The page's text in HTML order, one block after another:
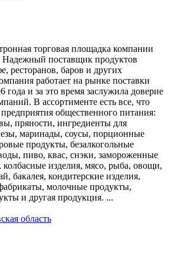
торговая площадка компании
поставщик продуктов
ресторанов, баров и других
работает на рынке поставки
года и за это время заслужила доверие
В ассортименте есть все, что
общественного питания:
пряности, ингредиенты для
маринады, соусы, порционные
продукты, безалкогольные
пиво, квас, снэки, замороженные
изделия, мясо, рыба, овощи,
бакалея, кондитерские изделия,
молочные продукты,
и другая продукция. ...
область